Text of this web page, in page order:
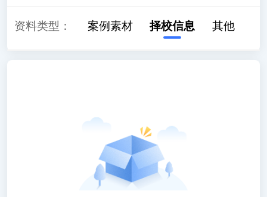
资料类型：
学习计划 案例素材 择校信息 其他